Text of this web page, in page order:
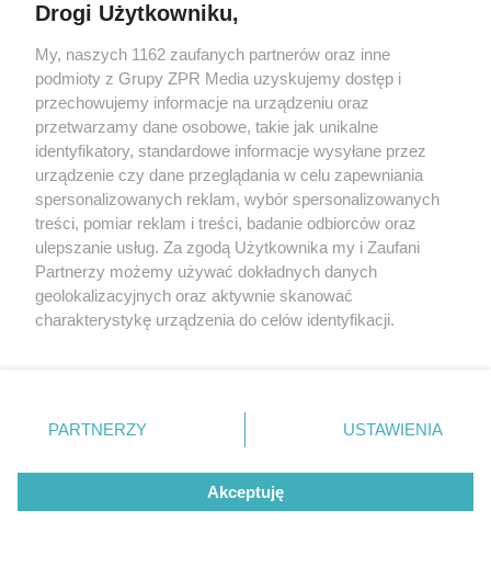
Szukają Absolwentów Extra!
Drogi Użytkowniku,
My, naszych 1162 zaufanych partnerów oraz inne
podmioty z Grupy ZPR Media uzyskujemy dostęp i
przechowujemy informacje na urządzeniu oraz
przetwarzamy dane osobowe, takie jak unikalne
identyfikatory, standardowe informacje wysyłane przez
urządzenie czy dane przeglądania w celu zapewniania
spersonalizowanych reklam, wybór spersonalizowanych
treści, pomiar reklam i treści, badanie odbiorców oraz
ulepszanie usług. Za zgodą Użytkownika my i Zaufani
Partnerzy możemy używać dokładnych danych
geolokalizacyjnych oraz aktywnie skanować
charakterystykę urządzenia do celów identyfikacji.
zmienić/wycofać klikając przycisk ustawień prywatności
znajdujący się w lewym dolnym rogu strony
rodzaje przetwarzania danych nie wymagają zgody
użytkownika, ale masz prawo sprzeciwić się takiemu
przetwarzaniu. Preferencje będą miały zastosowanie tylko
PARTNERZY USTAWIENIA
Akceptuję